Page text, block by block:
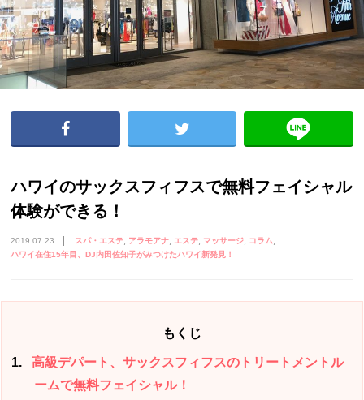
ハワイのサックスフィフスで無料フェイシャル
体験ができる！
2019.07.23 スパ・エステ アラモアナ エステ マッサージ
コラム
ハワイ在住15年目、DJ内田佐知子がみつけたハワイ新発見！
もくじ
1
高級デパート、サックスフィフスのトリートメントル
ームで無料フェイシャル！